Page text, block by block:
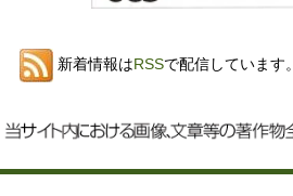
新着情報はRSSで配信しています。